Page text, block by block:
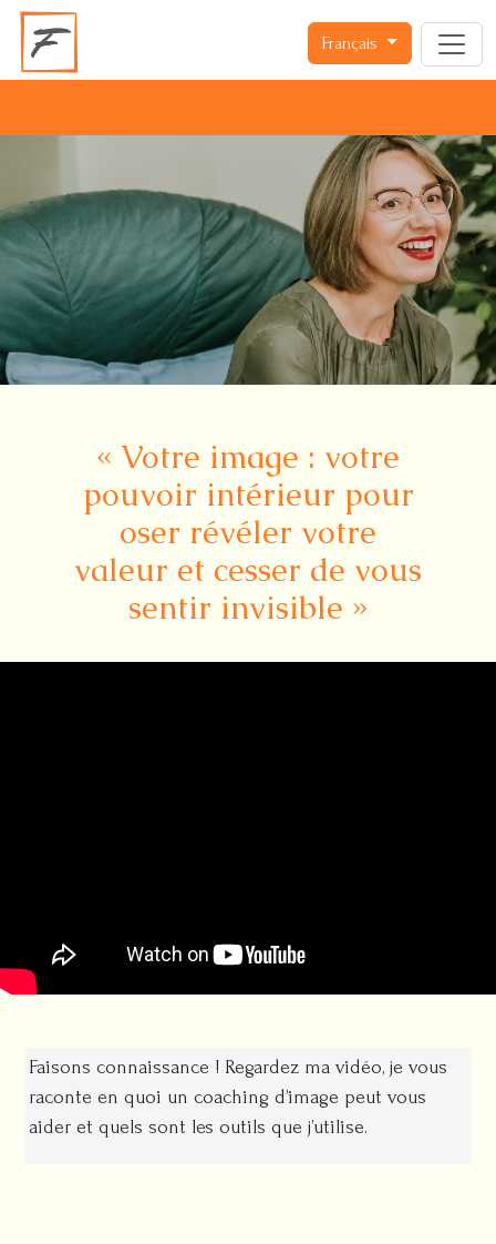
Français
« Votre image : votre
pouvoir intérieur pour
oser révéler votre
valeur et cesser de vous
sentir invisible »
Faisons connaissance ! Regardez ma vidéo, je vous
raconte en quoi un coaching d’image peut vous
aider et quels sont les outils que j’utilise.